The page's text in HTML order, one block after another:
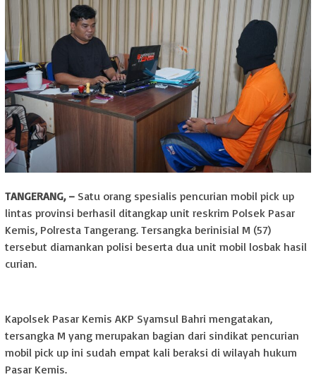
TANGERANG, – Satu orang spesialis pencurian mobil pick up
lintas provinsi berhasil ditangkap unit reskrim Polsek Pasar
Kemis, Polresta Tangerang. Tersangka berinisial M (57)
tersebut diamankan polisi beserta dua unit mobil losbak hasil
curian.
Kapolsek Pasar Kemis AKP Syamsul Bahri mengatakan,
tersangka M yang merupakan bagian dari sindikat pencurian
mobil pick up ini sudah empat kali beraksi di wilayah hukum
Pasar Kemis.